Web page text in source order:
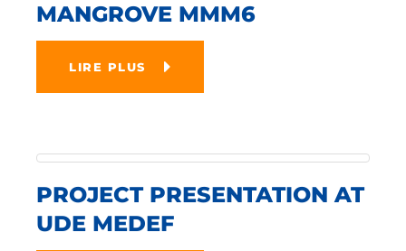
MANGROVE MMM6
LIRE PLUS
PROJECT PRESENTATION AT
UDE MEDEF